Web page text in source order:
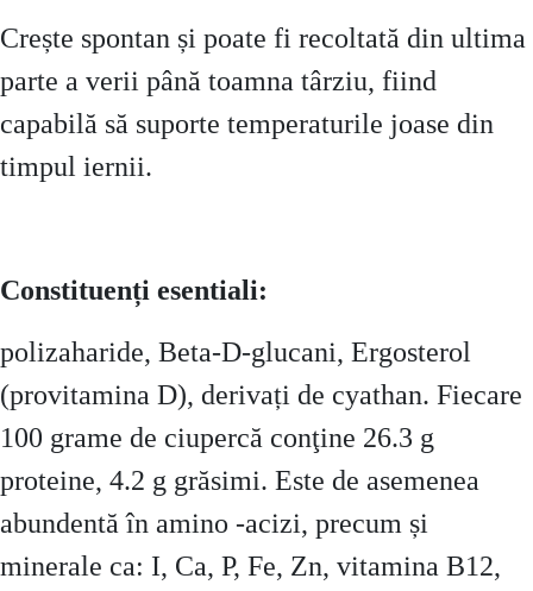
Crește spontan și poate fi recoltată din ultima
parte a verii până toamna târziu, fiind
capabilă să suporte temperaturile joase din
timpul iernii.
Constituenți esentiali:
polizaharide, Beta-D-glucani, Ergosterol
(provitamina D), derivați de cyathan. Fiecare
100 grame de ciupercă conţine 26.3 g
proteine, 4.2 g grăsimi. Este de asemenea
abundentă în amino -acizi, precum și
minerale ca: I, Ca, P, Fe, Zn, vitamina B12,